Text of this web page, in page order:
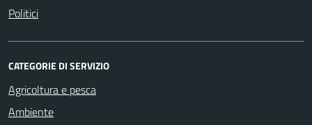
Politici
CATEGORIE DI SERVIZIO
Agricoltura e pesca
Ambiente